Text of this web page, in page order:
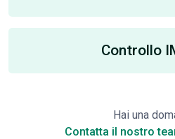
Controllo
Hai una
Contatta il nostro